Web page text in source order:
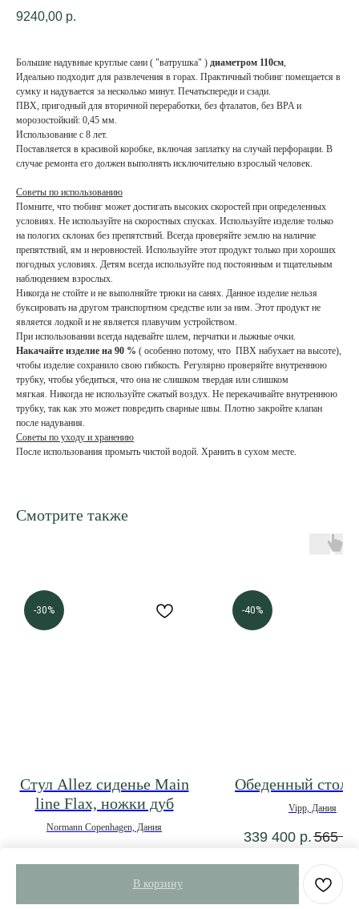
9240,00 р.
В корзину
Большие надувные круглые сани ( "ватрушка" ) диаметром 110см,
Идеально подходит для развлечения в горах. Практичный тюбинг помещается в
сумку и надувается за несколько минут. Печатьспереди и сзади.
ПВХ, пригодный для вторичной переработки, без фталатов, без BPA и
морозостойкий: 0,45 мм.
Использование с 8 лет.
Поставляется в красивой коробке, включая заплатку на случай перфорации. В
случае ремонта его должен выполнять исключительно взрослый человек.
Советы по использованию
Помните, что тюбинг может достигать высоких скоростей при определенных
условиях. Не используйте на скоростных спусках. Используйте изделие только
на пологих склонах без препятствий. Всегда проверяйте землю на наличие
препятствий, ям и неровностей. Используйте этот продукт только при хороших
погодных условиях. Детям всегда используйте под постоянным и тщательным
наблюдением взрослых.
Никогда не стойте и не выполняйте трюки на санях. Данное изделие нельзя
буксировать на другом транспортном средстве или за ним. Этот продукт не
является лодкой и не является плавучим устройством.
При использовании всегда надевайте шлем, перчатки и лыжные очки.
Накачайте изделие на 90 % ( особенно потому, что ПВХ набухает на высоте),
чтобы изделие сохранило свою гибкость. Регулярно проверяйте внутреннюю
трубку, чтобы убедиться, что она не слишком твердая или слишком
мягкая. Никогда не используйте сжатый воздух. Не перекачивайте внутреннюю
трубку, так как это может повредить сварные швы. Плотно закройте клапан
после надувания.
Советы по уходу и хранению
После использования промыть чистой водой. Хранить в сухом месте.
Смотрите также
-30%
Стул Allez cиденье Main
line Flax, ножки дуб
Normann Copenhagen, Дания
-40%
Обеденный стол
Vipp, Дания
339 400 р.565